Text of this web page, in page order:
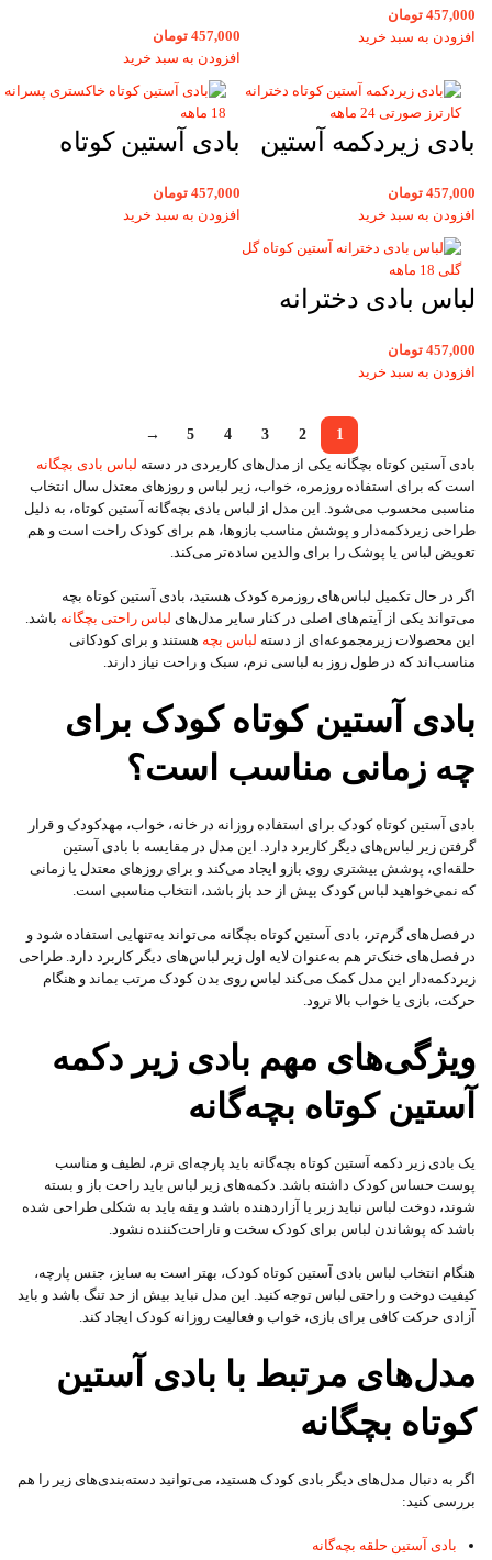
اسپرت سبز 18 ماهه
457,000 تومان
افزودن به سبد خرید
صورتی آستین کوتاه
راه راه
457,000 تومان
افزودن به سبد خرید
بادی زیردکمه آستین
صورتی 24 ماهه
457,000 تومان
افزودن به سبد خرید
بادی آستین کوتاه
457,000 تومان
افزودن به سبد خرید
لباس بادی دخترانه
457,000 تومان
افزودن به سبد خرید
1
2
3
4
5
→
بادی آستین کوتاه بچگانه یکی از مدل‌های کاربردی در دسته لباس بادی بچگانه
است که برای استفاده روزمره، خواب، زیر لباس و روزهای معتدل سال انتخاب
مناسبی محسوب می‌شود. این مدل از لباس بادی بچه‌گانه آستین کوتاه، به دلیل
طراحی زیردکمه‌دار و پوشش مناسب بازوها، هم برای کودک راحت است و هم
تعویض لباس یا پوشک را برای والدین ساده‌تر می‌کند.
اگر در حال تکمیل لباس‌های روزمره کودک هستید، بادی آستین کوتاه بچه
می‌تواند یکی از آیتم‌های اصلی در کنار سایر مدل‌های لباس راحتی بچگانه باشد.
این محصولات زیرمجموعه‌ای از دسته لباس بچه هستند و برای کودکانی
مناسب‌اند که در طول روز به لباسی نرم، سبک و راحت نیاز دارند.
بادی آستین کوتاه کودک برای
چه زمانی مناسب است؟
بادی آستین کوتاه کودک برای استفاده روزانه در خانه، خواب، مهدکودک و قرار
گرفتن زیر لباس‌های دیگر کاربرد دارد. این مدل در مقایسه با بادی آستین
حلقه‌ای، پوشش بیشتری روی بازو ایجاد می‌کند و برای روزهای معتدل یا زمانی
که نمی‌خواهید لباس کودک بیش از حد باز باشد، انتخاب مناسبی است.
در فصل‌های گرم‌تر، بادی آستین کوتاه بچگانه می‌تواند به‌تنهایی استفاده شود و
در فصل‌های خنک‌تر هم به‌عنوان لایه اول زیر لباس‌های دیگر کاربرد دارد. طراحی
زیردکمه‌دار این مدل کمک می‌کند لباس روی بدن کودک مرتب بماند و هنگام
حرکت، بازی یا خواب بالا نرود.
ویژگی‌های مهم بادی زیر دکمه
آستین کوتاه بچه‌گانه
یک بادی زیر دکمه آستین کوتاه بچه‌گانه باید پارچه‌ای نرم، لطیف و مناسب
پوست حساس کودک داشته باشد. دکمه‌های زیر لباس باید راحت باز و بسته
شوند، دوخت لباس نباید زبر یا آزاردهنده باشد و یقه باید به شکلی طراحی شده
باشد که پوشاندن لباس برای کودک سخت و ناراحت‌کننده نشود.
هنگام انتخاب لباس بادی آستین کوتاه کودک، بهتر است به سایز، جنس پارچه،
کیفیت دوخت و راحتی لباس توجه کنید. این مدل نباید بیش از حد تنگ باشد و باید
آزادی حرکت کافی برای بازی، خواب و فعالیت روزانه کودک ایجاد کند.
مدل‌های مرتبط با بادی آستین
کوتاه بچگانه
اگر به دنبال مدل‌های دیگر بادی کودک هستید، می‌توانید دسته‌بندی‌های زیر را هم
بررسی کنید:
بادی آستین حلقه بچه‌گانه